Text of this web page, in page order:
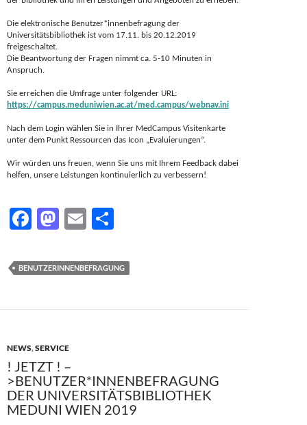
Die elektronische Benutzer*innenbefragung der
Universitätsbibliothek ist vom 17.11. bis 20.12.2019
freigeschaltet.
Die Beantwortung der Fragen nimmt ca. 5-10 Minuten in
Anspruch.
Sie erreichen die Umfrage unter folgender URL:
https://campus.meduniwien.ac.at/med.campus/webnav.ini
Nach dem Login wählen Sie in Ihrer MedCampus Visitenkarte
unter dem Punkt Ressourcen das Icon „Evaluierungen“.
Wir würden uns freuen, wenn Sie uns mit Ihrem Feedback dabei
helfen, unsere Leistungen kontinuierlich zu verbessern!
F
e
o
k
M
to
o
E
ail le
BENUTZERINNENBEFRAGUNG
NEWS,SERVICE
! JETZT ! –
>BENUTZER*INNENBEFRAGUNG
DER UNIVERSITÄTSBIBLIOTHEK
MEDUNI WIEN 2019